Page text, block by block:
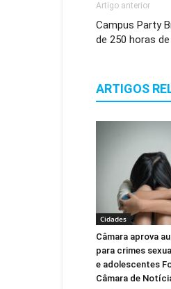
Artigo anterior
Campus Party
de 250 horas
ARTIGOS
Cidades
Câmara aprova
para crimes
e adolescentes
Câmara de